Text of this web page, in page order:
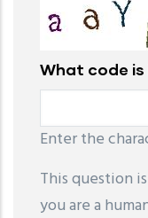
What code is
Enter the
This question
you are a